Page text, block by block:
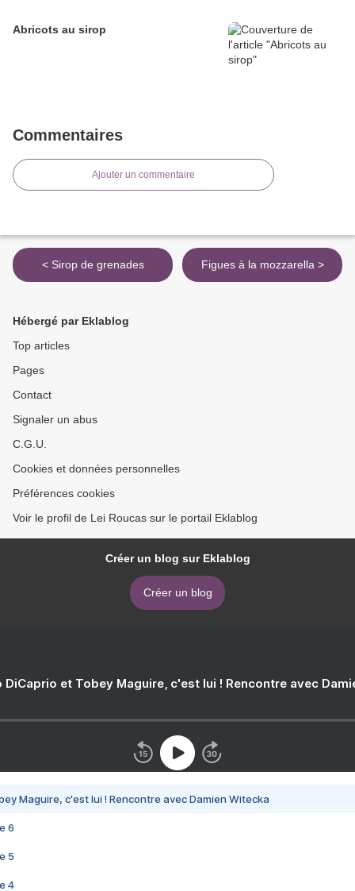
Abricots au sirop
Commentaires
Ajouter un commentaire
< Sirop de grenades Figues à la mozzarella >
Hébergé par Eklablog
Top articles
Pages
Contact
Signaler un abus
C.G.U.
Cookies et données personnelles
Préférences cookies
Voir le profil de Lei Roucas sur le portail Eklablog
Créer un blog sur Eklablog
Créer un blog
DiCaprio et Tobey Maguire, c'est lui ! Rencontre avec
Maguire, c'est lui ! Rencontre avec Damien Witecka
6
5
4